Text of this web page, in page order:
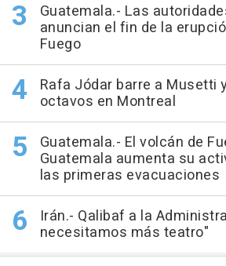
Guatemala.- Las
anuncian el fin de la
Fuego
Rafa Jódar barre a Musetti
octavos en Montreal
Guatemala.- El volcán de
Guatemala aumenta su
las primeras evacuaciones
Irán.- Qalibaf a la
necesitamos más teatro"